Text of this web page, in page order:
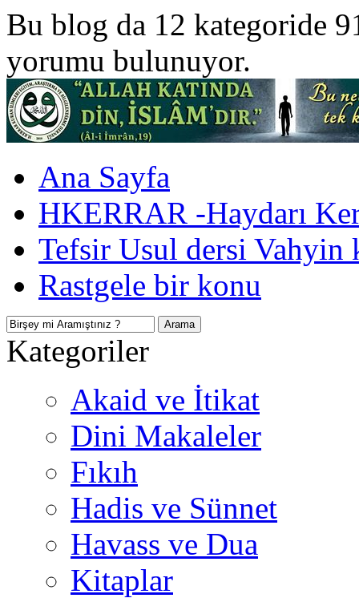
Bu blog da 12 kategoride
yorumu bulunuyor.
Ana Sayfa
HKERRAR -Haydarı
Tefsir Usul dersi Vahyin
Rastgele bir konu
Kategoriler
Akaid ve İtikat
Dini Makaleler
Fıkıh
Hadis ve Sünnet
Havass ve Dua
Kitaplar